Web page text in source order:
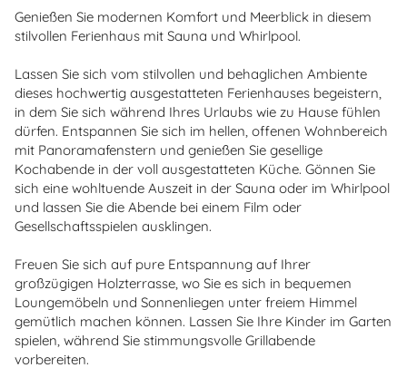
Genießen Sie modernen Komfort und Meerblick in diesem
stilvollen Ferienhaus mit Sauna und Whirlpool.
Lassen Sie sich vom stilvollen und behaglichen Ambiente
dieses hochwertig ausgestatteten Ferienhauses begeistern,
in dem Sie sich während Ihres Urlaubs wie zu Hause fühlen
dürfen. Entspannen Sie sich im hellen, offenen Wohnbereich
mit Panoramafenstern und genießen Sie gesellige
Kochabende in der voll ausgestatteten Küche. Gönnen Sie
sich eine wohltuende Auszeit in der Sauna oder im Whirlpool
und lassen Sie die Abende bei einem Film oder
Gesellschaftsspielen ausklingen.
Freuen Sie sich auf pure Entspannung auf Ihrer
großzügigen Holzterrasse, wo Sie es sich in bequemen
Loungemöbeln und Sonnenliegen unter freiem Himmel
gemütlich machen können. Lassen Sie Ihre Kinder im Garten
spielen, während Sie stimmungsvolle Grillabende
vorbereiten.